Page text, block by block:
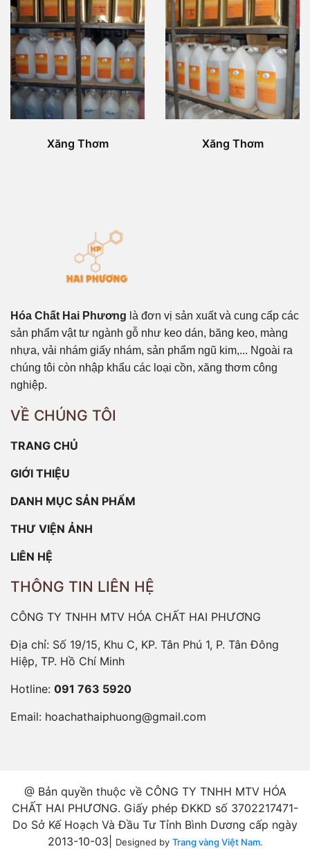
Xăng Thơm Xăng Thơm
Hóa Chất Hai Phương là đơn vị sản xuất và cung cấp các
sản phẩm vật tư ngành gỗ như keo dán, băng keo, màng
nhựa, vải nhám giấy nhám, sản phẩm ngũ kim,... Ngoài ra
chúng tôi còn nhập khẩu các loại cồn, xăng thơm công
nghiệp.
VỀ CHÚNG TÔI
TRANG CHỦ
GIỚI THIỆU
DANH MỤC SẢN PHẨM
THƯ VIỆN ẢNH
LIÊN HỆ
THÔNG TIN LIÊN HỆ
CÔNG TY TNHH MTV HÓA CHẤT HAI PHƯƠNG
Địa chỉ: Số 19/15, Khu C, KP. Tân Phú 1, P. Tân Đông
Hiệp, TP. Hồ Chí Minh
Hotline: 091 763 5920
Email: hoachathaiphuong@gmail.com
@ Bản quyền thuộc về CÔNG TY TNHH MTV HÓA
CHẤT HAI PHƯƠNG. Giấy phép ĐKKD số 3702217471-
Do Sở Kế Hoạch Và Đầu Tư Tỉnh Bình Dương cấp ngày
2013-10-03|
Designed by Trang vàng Việt Nam.